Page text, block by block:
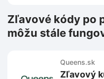
Zľavové kódy po
môžu stále
Queens.sk
Zľavový